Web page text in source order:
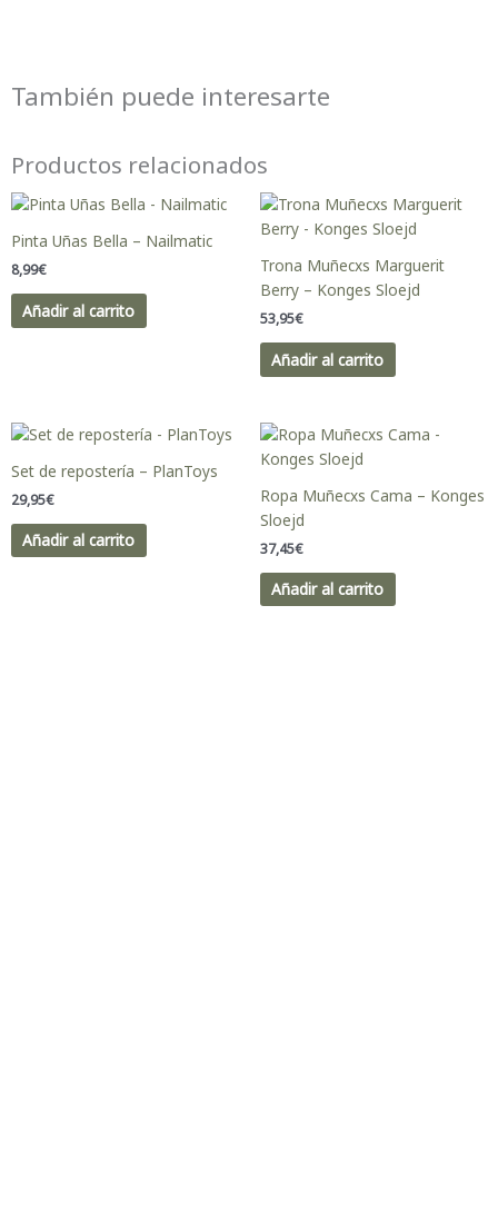
También puede interesarte
Productos relacionados
Pinta Uñas Bella – Nailmatic
8,99€
Añadir al carrito
Trona Muñecxs Marguerit
Berry – Konges Sloejd
53,95€
Añadir al carrito
Set de repostería – PlanToys
29,95€
Añadir al carrito
Ropa Muñecxs Cama – Konges
Sloejd
37,45€
Añadir al carrito